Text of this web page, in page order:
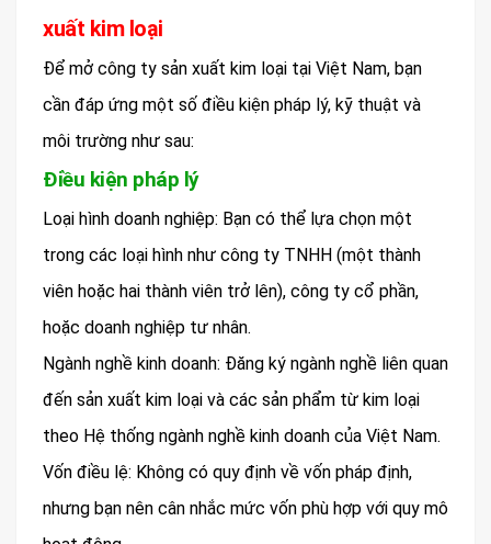
xuất kim loại
Để mở công ty sản xuất kim loại tại Việt Nam, bạn
cần đáp ứng một số điều kiện pháp lý, kỹ thuật và
môi trường như sau:
Điều kiện pháp lý
Loại hình doanh nghiệp: Bạn có thể lựa chọn một
trong các loại hình như công ty TNHH (một thành
viên hoặc hai thành viên trở lên), công ty cổ phần,
hoặc doanh nghiệp tư nhân.
Ngành nghề kinh doanh: Đăng ký ngành nghề liên quan
đến sản xuất kim loại và các sản phẩm từ kim loại
theo Hệ thống ngành nghề kinh doanh của Việt Nam.
Vốn điều lệ: Không có quy định về vốn pháp định,
nhưng bạn nên cân nhắc mức vốn phù hợp với quy mô